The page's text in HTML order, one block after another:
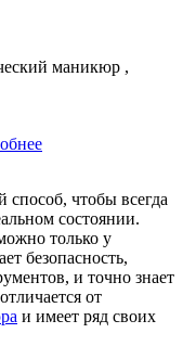
маникюр ,
чтобы всегда
состоянии.
только у
безопасность,
и точно знает
от
и имеет ряд своих